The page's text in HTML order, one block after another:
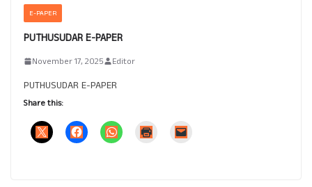
E-PAPER
PUTHUSUDAR E-PAPER
November 17, 2025 Editor
PUTHUSUDAR E-PAPER
Share this: